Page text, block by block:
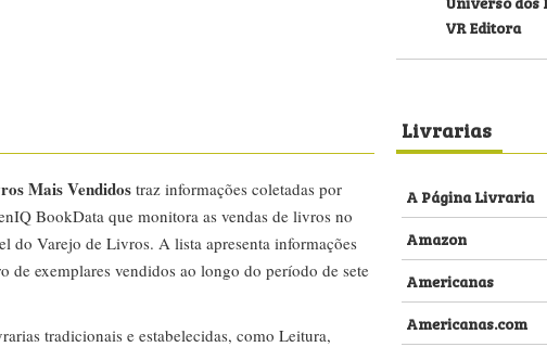
VR Editora
Mais Vendidos traz informações coletadas por
BookData que monitora as vendas de livros no
do Varejo de Livros. A lista apresenta informações
de exemplares vendidos ao longo do período de sete
tradicionais e estabelecidas, como Leitura,
Livrarias
A Página Livraria
Amazon
Americanas
Americanas.com